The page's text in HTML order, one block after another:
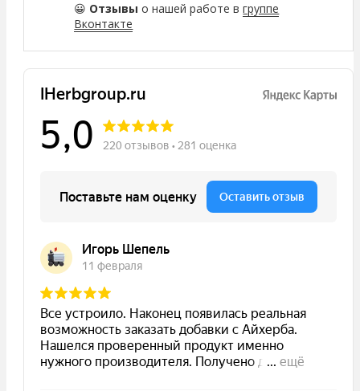
😀 Отзывы о нашей работе вгруппе
Вконтакте